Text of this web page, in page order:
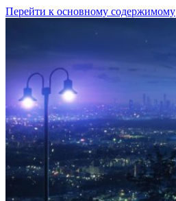
Перейти к основному содержимому